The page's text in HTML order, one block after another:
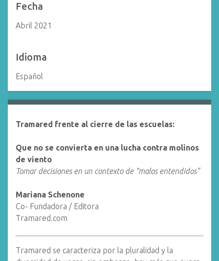
Fecha
Abril 2021
Idioma
Español
Tramared frente al cierre de las escuelas:
Que no se convierta en una lucha contra molinos
de viento
Tomar decisiones en un contexto de “malos entendidos”
Mariana Schenone
Co- Fundadora / Editora
Tramared.com
Tramared se caracteriza por la pluralidad y la